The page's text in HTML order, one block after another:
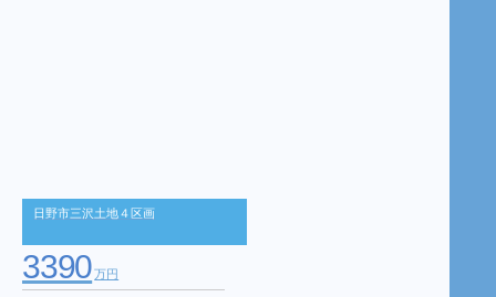
日野市三沢土地４区画
3390万円